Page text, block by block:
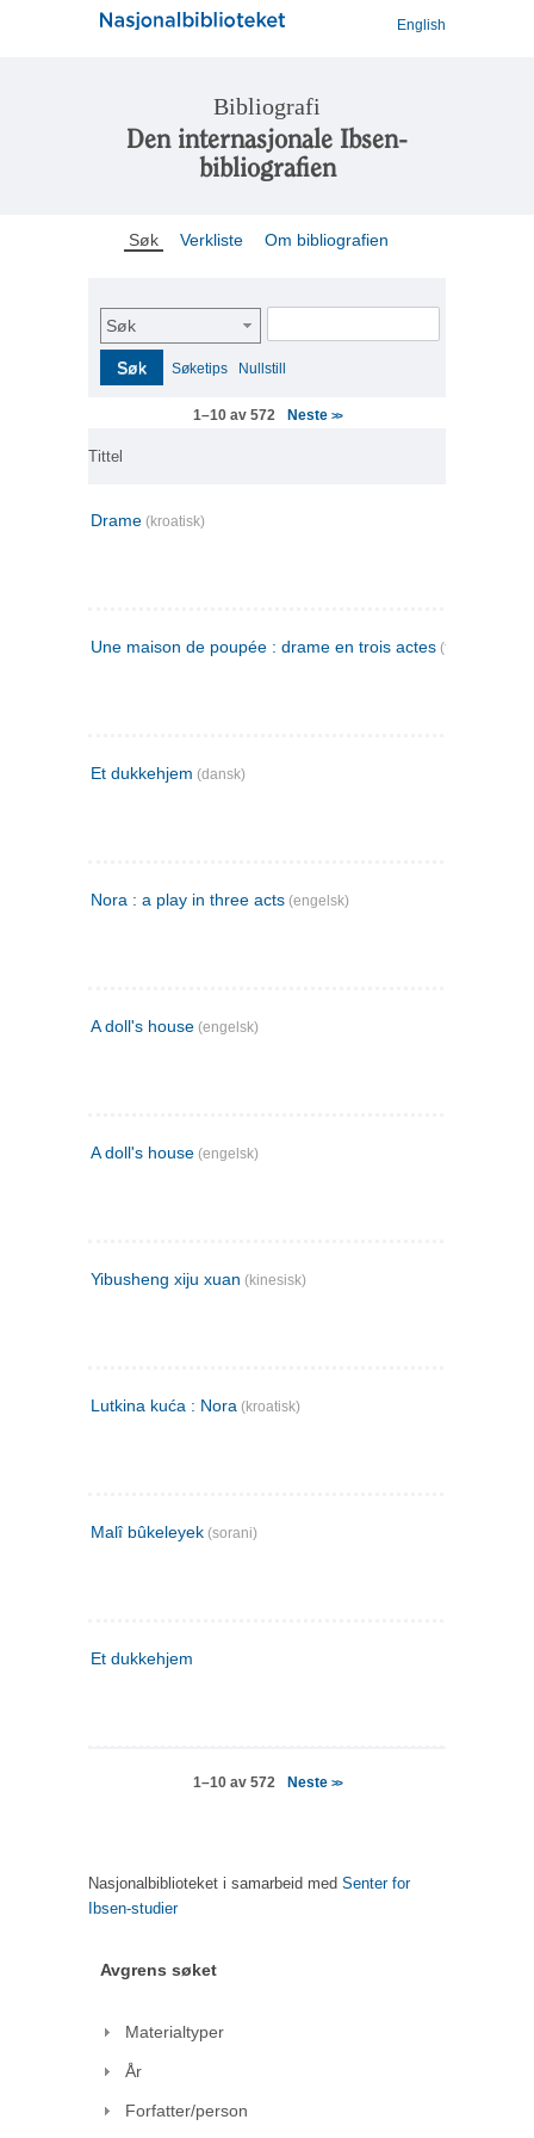
English
Bibliografi
Den internasjonale Ibsen-
bibliografien
Søk Verkliste Om bibliografien
Søk
Søk Søketips Nullstill
1–10 av 572 Neste >>
Tittel
Drame (kroatisk)
Une maison de poupée : drame en trois actes (fransk)
Et dukkehjem (dansk)
Nora : a play in three acts (engelsk)
A doll's house (engelsk)
A doll's house (engelsk)
Yibusheng xiju xuan (kinesisk)
Lutkina kuća : Nora (kroatisk)
Malî bûkeleyek (sorani)
Et dukkehjem
1–10 av 572 Neste >>
Nasjonalbiblioteket i samarbeid med Senter for
Ibsen-studier
Avgrens søket
Materialtyper
År
Forfatter/person